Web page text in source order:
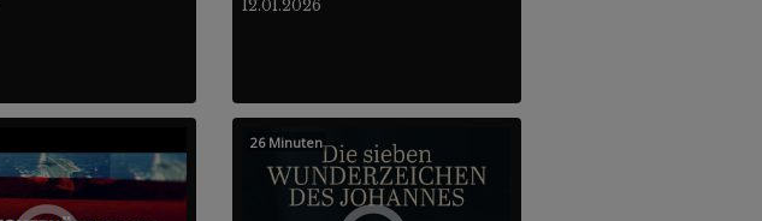
12.01.2026
26 Minuten